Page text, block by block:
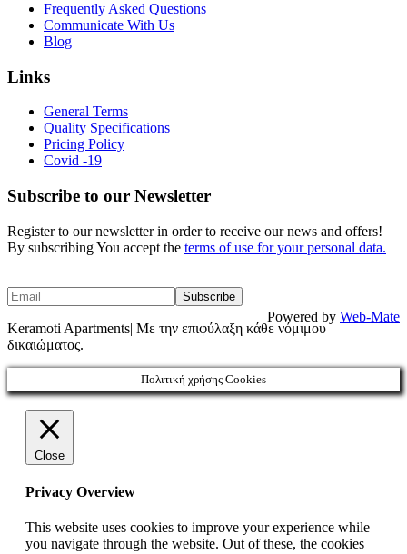
Frequently Asked Questions
Communicate With Us
Blog
Links
General Terms
Quality Specifications
Pricing Policy
Covid -19
Subscribe to our Newsletter
Register to our newsletter in order to receive our news and offers!
By subscribing You accept the terms of use for your personal data.
Keramoti Apartments| Με την επιφύλαξη κάθε νόμιμου
δικαιώματος.
Powered by Web-Mate
Πολιτική χρήσης Cookies
Close
Privacy Overview
This website uses cookies to improve your experience while
you navigate through the website. Out of these, the cookies